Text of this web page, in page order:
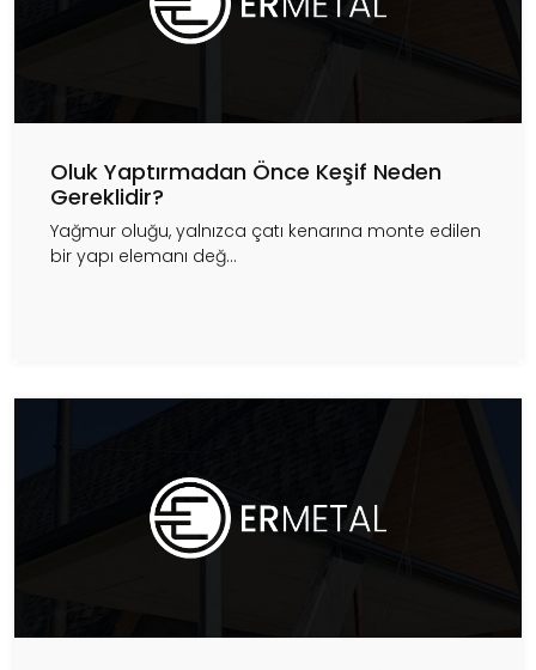
Oluk Yaptırmadan Önce Keşif Neden
Gereklidir?
Yağmur oluğu, yalnızca çatı kenarına monte edilen
bir yapı elemanı değ...